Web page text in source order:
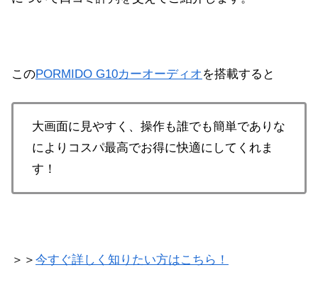
このPORMIDO G10カーオーディオ を搭載すると
大画面に見やすく、操作も誰でも簡単でありな
によりコスパ最高でお得に快適にしてくれま
す！
＞＞ 今すぐ詳しく知りたい方はこちら！